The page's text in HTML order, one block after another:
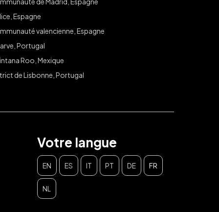
Espagne
valencienne, Espagne
Portugal
Roo, Mexique
de Lisbonne, Portugal
Votre langue
EN ES IT PT DE FR
NL